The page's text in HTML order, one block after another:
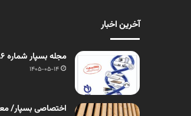
آخرین اخبار
مجله بسپار شماره 286 در نیمه مردادماه 1405 منتشر شد
1405-05-14
اختصاصی بسپار/